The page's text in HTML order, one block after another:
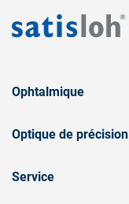
Ophtalmique
Optique de précision
Service